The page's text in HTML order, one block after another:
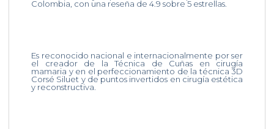
Colombia, con una reseña de 4.9 sobre 5 estrellas.
Es reconocido nacional e internacionalmente por ser
el creador de la Técnica de Cuñas en cirugía
mamaria y en el perfeccionamiento de la técnica 3D
Corsé Siluet y de puntos invertidos en cirugía estética
y reconstructiva.